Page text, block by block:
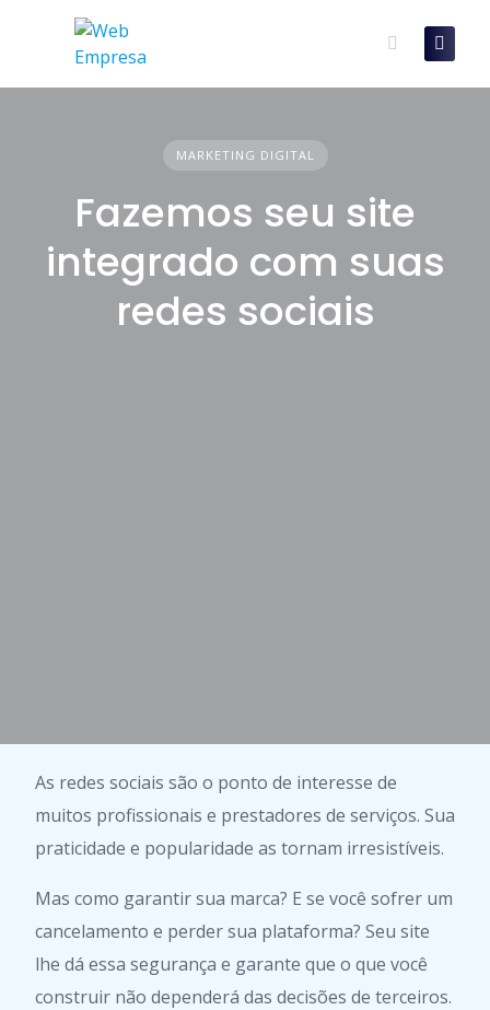
MARKETING DIGITAL
Fazemos seu site
integrado com suas
redes sociais
As redes sociais são o ponto de interesse de
muitos profissionais e prestadores de serviços. Sua
praticidade e popularidade as tornam irresistíveis.
Mas como garantir sua marca? E se você sofrer um
cancelamento e perder sua plataforma? Seu site
lhe dá essa segurança e garante que o que você
construir não dependerá das decisões de terceiros.